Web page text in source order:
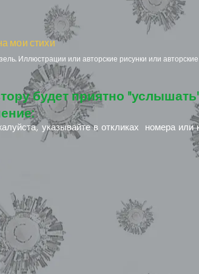
мои стихи
Иллюстрации или авторские рисунки или
будет приятно
указывайте в откликах номера или